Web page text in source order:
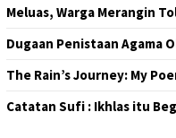
Meluas, Warga Merangin
Dugaan Penistaan Agama
The Rain’s Journey: My
Catatan Sufi : Ikhlas itu